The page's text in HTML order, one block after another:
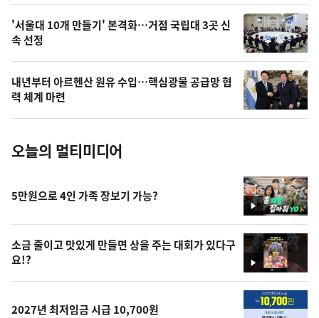
오
늘
의
사
진
'서울대 10개 만들기' 본격화…거점 국립대 3곳 신
속 선정
내년부터 아르헨산 원유 수입…핵심광물 공급망 협
력 체계 마련
오늘의 멀티미디어
영
상
5만원으로 4인 가족 장보기 가능?
영
상
소금 줄이고 맛있게 만들면 상을 주는 대회가 있다구
요!?
2027년 최저임금 시급 10,700원